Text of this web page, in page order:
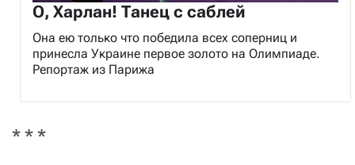
О, Харлан! Танец с саблей
Она ею только что победила всех соперниц и
принесла Украине первое золото на Олимпиаде.
Репортаж из Парижа
* * *